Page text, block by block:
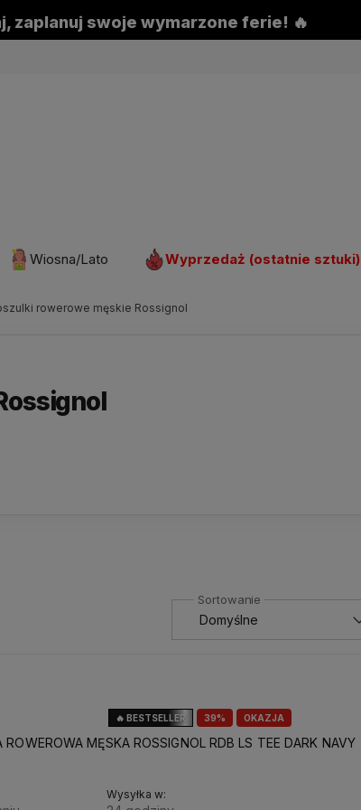
zaplanuj swoje wymarzone ferie! 🔥
Wiosna/Lato Wyprzedaż (ostatnie sztuki)
rowerowe męskie Rossignol
39% OKAZJA
🔥 BESTSELLER
ROWEROWA MĘSKA ROSSIGNOL RDB LS TEE DARK NAVY
Wysyłka w: